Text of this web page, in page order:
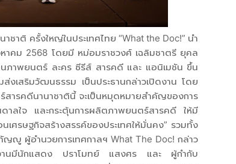
าติ ครั้งใหญ่ในประเทศไทย “What the Doc!” นำ
าคม 2568 โดยมี หม่อมราชวงศ์ เฉลิมชาตรี ยุคล
ภาพยนตร์ ละคร ซีรีส์ สารคดี และ แอนิเมชัน ขึ้น
สริมวัฒนธรรม เป็นประธานกล่าวเปิดงาน โดย
สารคดีนานาชาตินี้ จะเป็นหมุดหมายสำคัญของการ
ลใจ และกระตุ้นการผลิตภาพยนตร์สารคดี ให้มี
ศรษฐกิจสร้างสรรค์ของประเทศให้มั่นคง” รวมทั้ง
ญู ผู้อำนวยการเทศกาลฯ What The Doc! กล่าว
นงานมีนักแสดง ปราโมทย์ แสงศร และ ผู้กำกับ